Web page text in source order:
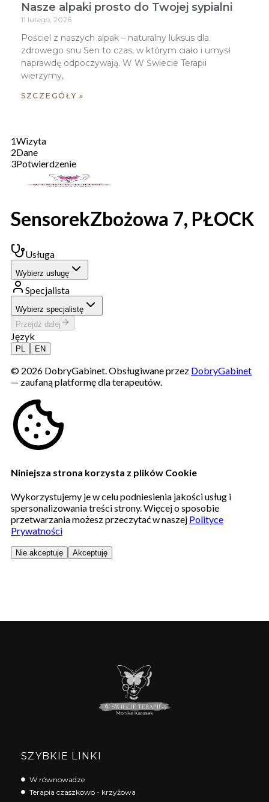
Nasze alpaki prosto do Twojej sypialni
11 lutego, 2026
Pościel z naszych alpak – naturalny luksus dla
zdrowego snu Sen to czas, w którym ciało i umysł
naprawdę odpoczywają. W W Świecie Terapii
wierzymy,
SZCZEGÓŁY »
SZYBKIE LINKI
W równowadze
Terapia czaszkowo - krzyżowa